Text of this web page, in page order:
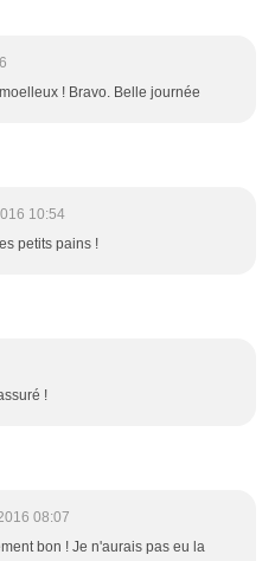
! Bravo. Belle journée
10:54
petits pains !
!
08:07
bon ! Je n'aurais pas eu la